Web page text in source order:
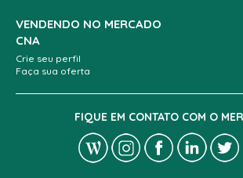
VENDENDO NO MERCADO
CNA
Crie seu perfil
Faça sua oferta
FIQUE EM CONTATO COM O